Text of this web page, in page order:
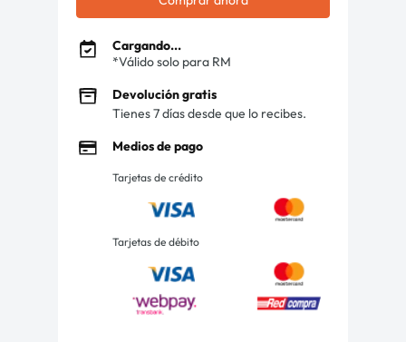
Cargando...
*Válido solo para RM
Devolución gratis
Tienes 7 días desde que lo recibes.
Medios de pago
Tarjetas de crédito
Tarjetas de débito